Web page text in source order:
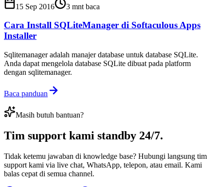
15 Sep 2016
3 mnt baca
Cara Install SQLiteManager di Softaculous Apps
Installer
Sqlitemanager adalah manajer database untuk database SQLite.
Anda dapat mengelola database SQLite dibuat pada platform
dengan sqlitemanager.
Baca panduan
Masih butuh bantuan?
Tim support kami standby 24/7.
Tidak ketemu jawaban di knowledge base? Hubungi langsung tim
support kami via live chat, WhatsApp, telepon, atau email. Kami
balas cepat di semua channel.